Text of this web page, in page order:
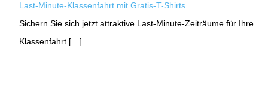
Last-Minute-Klassenfahrt mit Gratis-T-Shirts
Sichern Sie sich jetzt attraktive Last-Minute-Zeiträume für Ihre
Klassenfahrt […]